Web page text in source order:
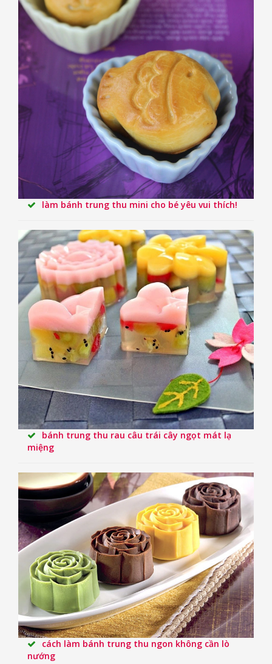
làm bánh trung thu mini cho bé yêu vui thích!
bánh trung thu rau câu trái cây ngọt mát lạ
miệng
cách làm bánh trung thu ngon không cần lò
nướng